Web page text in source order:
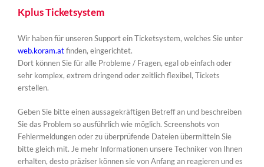
Kplus Ticketsystem
Wir haben für unseren Support ein Ticketsystem, welches Sie unter
web.koram.atfinden, eingerichtet.
Dort können Sie für alle Probleme / Fragen, egal ob einfach oder
sehr komplex, extrem dringend oder zeitlich flexibel, Tickets
erstellen.
Geben Sie bitte einen aussagekräftigen Betreff an und beschreiben
Sie das Problem so ausführlich wie möglich. Screenshots von
Fehlermeldungen oder zu überprüfende Dateien übermitteln Sie
bitte gleich mit. Je mehr Informationen unsere Techniker von Ihnen
erhalten, desto präziser können sie von Anfang an reagieren und es